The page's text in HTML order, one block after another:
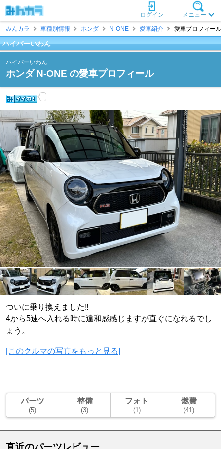
メニュー
ログイン
みんカラ
車種別情報 ホンダ N-ONE 愛車紹介 愛車プロフィー
ハイパーいわん
ハイパーいわん
ホンダ N-ONE の愛車プロフィール
ついに乗り換えました‼️
4から5速へ入れる時に違和感感じますが直ぐになれるでし
ょう。
[このクルマの写真をもっと見る]
パーツ
(5)
整備
(3)
フォト
(1)
燃費
(41)
直近のパーツレビュー